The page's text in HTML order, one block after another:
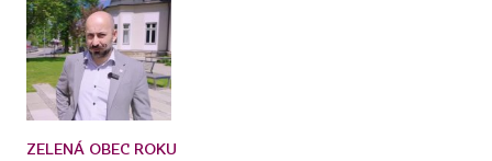
ZELENÁ OBEC ROKU